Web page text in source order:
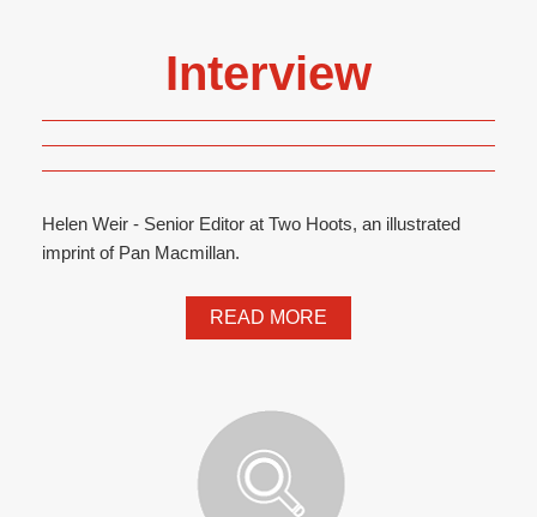
Interview
Helen Weir - Senior Editor at Two Hoots, an illustrated
imprint of Pan Macmillan.
READ MORE